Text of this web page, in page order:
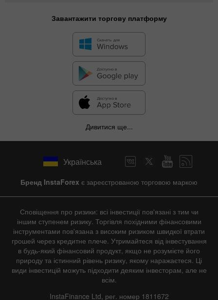
Завантажити торгову платформу
Дивитися ще...
Українська
Бренд InstaForex є зареєстрованою торговою маркою
Сповіщення про ризики: всі інвестиції пов'язані з тим чи
іншим ступенем ризику. Торгівля похідними фінансовими
інструментами пов'язана з високим ризиком швидкої втрати
грошей через кредитне плече. Утримайтеся від інвестування
в будь-який фінансовий продукт, якщо не розумієте його
природу та істинний рівень ризику, якому наражаєтеся. Ці
види інвестицій можуть підходити деяким інвесторам, але не
всім.
InstaFinance Ltd, рег. номер 1811672